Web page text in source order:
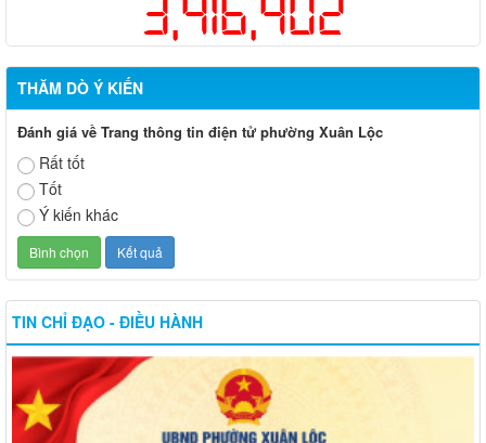
3,416,402
THĂM DÒ Ý KIẾN
Đánh giá về Trang thông tin điện tử phường Xuân Lộc
Rất tốt
Tốt
Ý kiến khác
TIN CHỈ ĐẠO - ĐIỀU HÀNH